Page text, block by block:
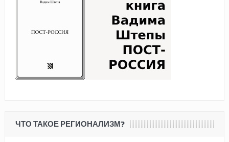
ЧТО ТАКОЕ РЕГИОНАЛИЗМ?